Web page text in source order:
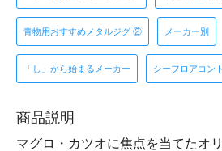
青物用おすすめメタルジグ ② メーカー別
「し」から始まるメーカー シーフロアコン
商品説明
マグロ・カツオに焦点を当てたオ